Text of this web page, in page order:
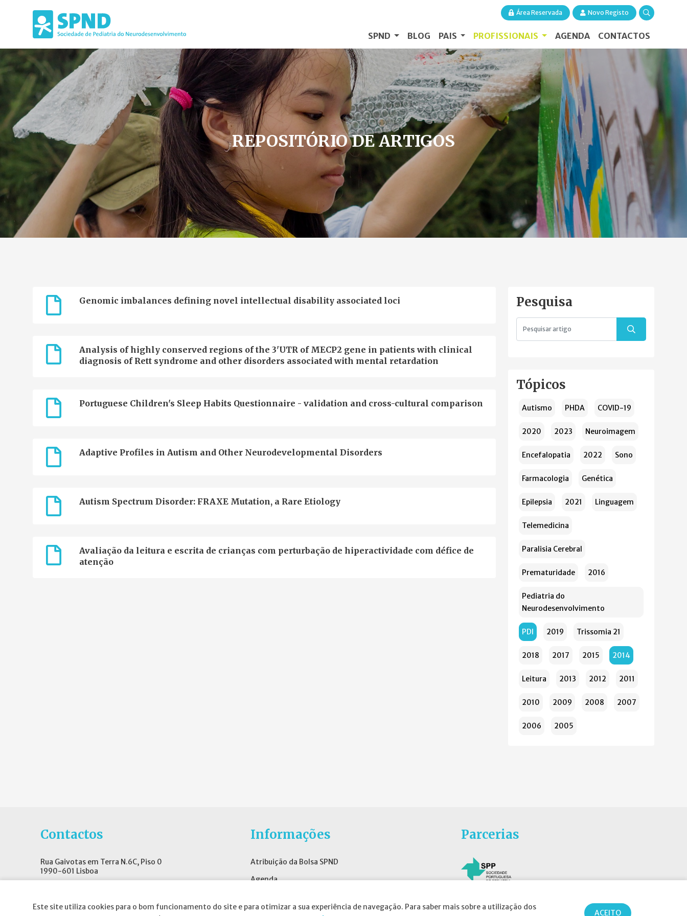
Este site utiliza cookies para o bom funcionamento do site e para otimizar a sua experiência de navegação. Para saber mais sobre a utilização dos
ACEITO
Área Reservada Novo Registo
SPND BLOG PAIS PROFISSIONAIS AGENDA CONTACTOS
REPOSITÓRIO DE ARTIGOS
Genomic imbalances defining novel intellectual disability associated loci
Analysis of highly conserved regions of the 3'UTR of MECP2 gene in patients with clinical
diagnosis of Rett syndrome and other disorders associated with mental retardation
Portuguese Children's Sleep Habits Questionnaire - validation and cross-cultural comparison
Adaptive Profiles in Autism and Other Neurodevelopmental Disorders
Autism Spectrum Disorder: FRAXE Mutation, a Rare Etiology
Avaliação da leitura e escrita de crianças com perturbação de hiperactividade com défice de
atenção
Pesquisa
Tópicos
Autismo PHDA COVID-19
2020 2023 Neuroimagem
Encefalopatia 2022 Sono
Farmacologia Genética
Epilepsia 2021 Linguagem
Telemedicina
Paralisia Cerebral
Prematuridade 2016
Pediatria do
Neurodesenvolvimento
PDI 2019 Trissomia 21
2018 2017 2015 2014
Leitura 2013 2012 2011
2010 2009 2008 2007
2006 2005
Contactos
Rua Gaivotas em Terra N.6C, Piso 0
1990-601 Lisboa
Telefone:(+351) 217 574 680
Informações
Atribuição da Bolsa SPND
Agenda
Parcerias